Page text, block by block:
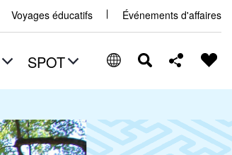
Voyages éducatifs Événements d'affaires
SPOT